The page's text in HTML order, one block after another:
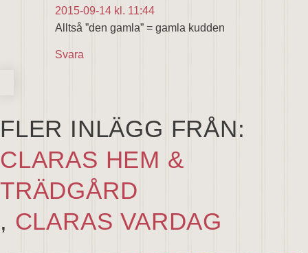
2015-09-14 kl. 11:44
Alltså ”den gamla” = gamla kudden
Svara
FLER INLÄGG FRÅN:
CLARAS HEM &
TRÄDGÅRD
, CLARAS VARDAG